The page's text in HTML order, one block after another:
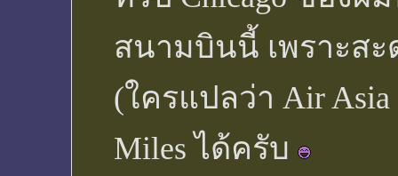
สนามบินนี้ เพราะส
(ใครแปลว่า Air
Miles ได้ครับ